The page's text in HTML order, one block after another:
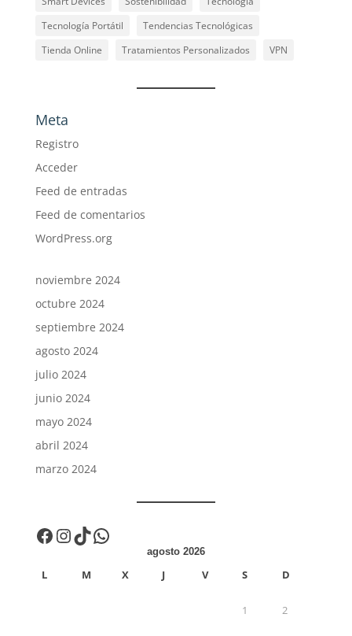
Tecnología Portátil
Tendencias Tecnológicas
Tienda Online
Tratamientos Personalizados VPN
Meta
Registro
Acceder
Feed de entradas
Feed de comentarios
WordPress.org
noviembre 2024
octubre 2024
septiembre 2024
agosto 2024
julio 2024
junio 2024
mayo 2024
abril 2024
marzo 2024
Facebook
Instagram
TikTok
WhatsApp
agosto 2026
L M X J V S D
1 2